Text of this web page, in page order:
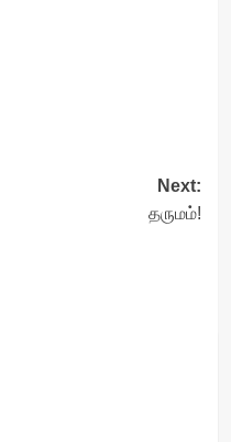
Next:
தருமம்!